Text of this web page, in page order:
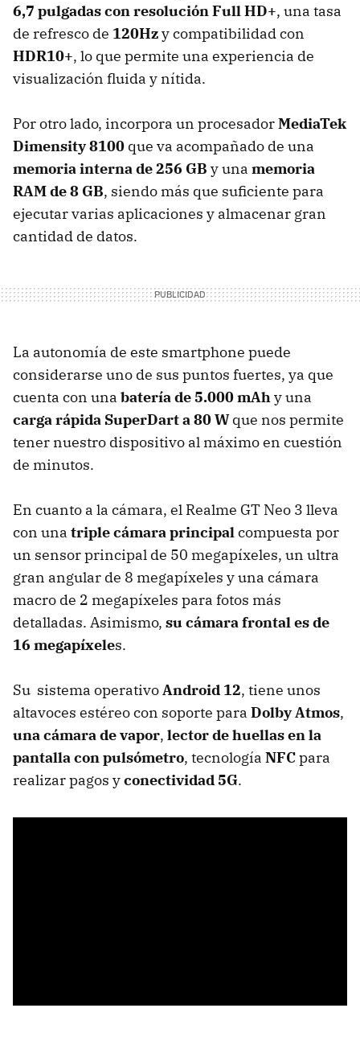
6,7 pulgadas con resolución Full HD+, una tasa
de refresco de 120Hzy compatibilidad con
HDR10+, lo que permite una experiencia de
visualización fluida y nítida.
Por otro lado, incorpora un procesadorMediaTek
Dimensity 8100 que va acompañado de una
memoria interna de 256 GB y una memoria
RAM de 8 GB, siendo más que suficiente para
ejecutar varias aplicaciones y almacenar gran
cantidad de datos.
La autonomía de este smartphone puede
considerarse uno de sus puntos fuertes, ya que
cuenta con una batería de 5.000 mAhy una
carga rápida SuperDart a 80 Wque nos permite
tener nuestro dispositivo al máximo en cuestión
de minutos.
En cuanto a la cámara, el Realme GT Neo 3 lleva
con una triple cámara principalcompuesta por
un sensor principal de 50 megapíxeles, un ultra
gran angular de 8 megapíxeles y una cámara
macro de 2 megapíxeles para fotos más
detalladas. Asimismo, su cámara frontal es de
16 megapíxeles.
Su sistema operativoAndroid 12, tiene unos
altavoces estéreo con soporte para Dolby Atmos,
una cámara de vapor, lector de huellas en la
pantalla con pulsómetro, tecnología NFCpara
realizar pagos yconectividad 5G.